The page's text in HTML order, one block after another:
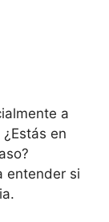
a
¿Estás en
entender si